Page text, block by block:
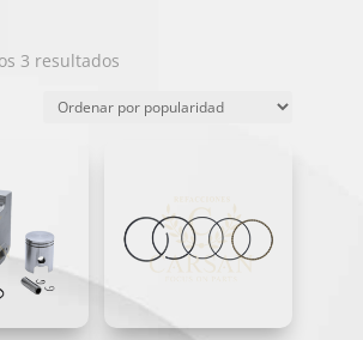
3 resultadosOrdenado
popularidad